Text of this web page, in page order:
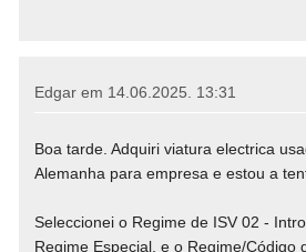
Edgar em 14.06.2025. 13:31
Boa tarde. Adquiri viatura electrica
Alemanha para empresa e estou a
Seleccionei o Regime de ISV 02 -
Regime Especial, e o Regime/Código